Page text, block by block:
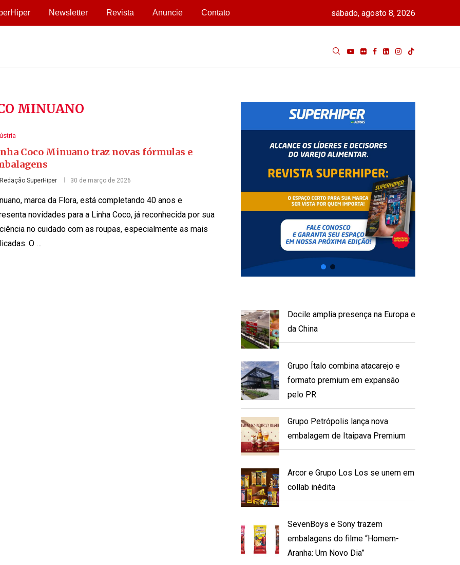
Newsletter Revista Anuncie Contato sábado, agosto 8, 2026
MINUANO
Coco Minuano traz novas fórmulas e
SuperHiper 30 de março de 2026
marca da Flora, está completando 40 anos e
novidades para a Linha Coco, já reconhecida por sua
no cuidado com as roupas, especialmente as mais
O …
Docile amplia presença na Europa e
da China
Grupo Ítalo combina atacarejo e
formato premium em expansão
pelo PR
Grupo Petrópolis lança nova
embalagem de Itaipava Premium
Arcor e Grupo Los Los se unem em
collab inédita
SevenBoys e Sony trazem
embalagens do filme “Homem-
Aranha: Um Novo Dia”